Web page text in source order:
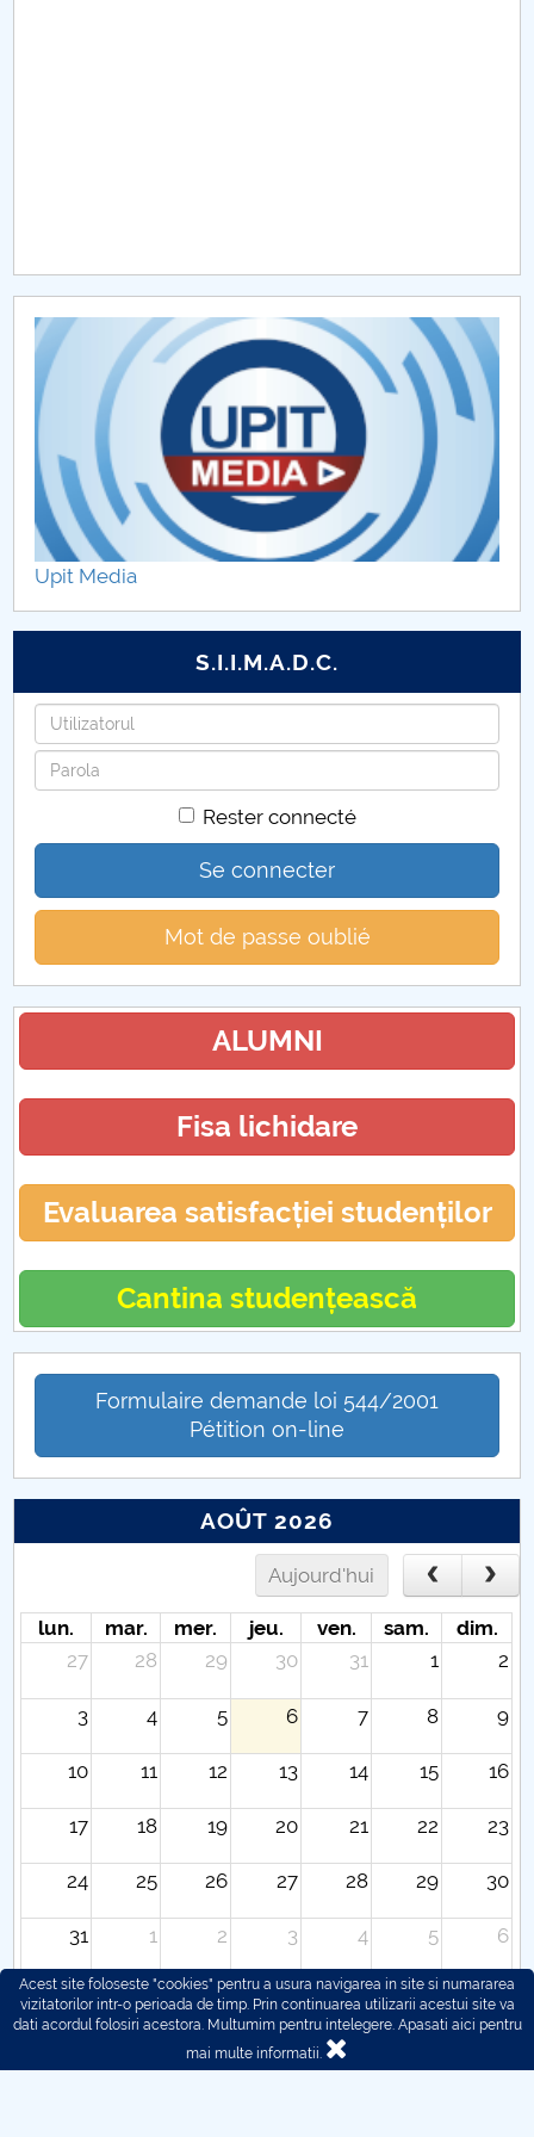
Chestionar angajabilitate ALUMNI – UPB
CAR2026
MENIU CANTINA
Proiecte PEO
Proiecte Erasmus+
Upit Media
S.I.I.M.A.D.C.
Identifiant
Mot
de
Rester connecté
Se connecter
Mot de passe oublié
ALUMNI
Fisa lichidare
Evaluarea satisfacției studenților
Cantina studențească
Formulaire demande loi 544/2001
Pétition on-line
AOÛT 2026
Aujourd'hui
lun. mar. mer. jeu. ven. sam.
dim.
27
28 29 30 31 1 2
3 4 5 6 7 8 9
10 11 12 13 14 15 16
17 18 19 20 21 22 23
24 25 26 27 28 29 30
31 1 2 3 4 5 6
Acest site foloseste "cookies" pentru a usura navigarea in site si numararea
vizitatorilor intr-o perioada de timp. Prin continuarea utilizarii acestui site va
dati acordul folosiri acestora. Multumim pentru intelegere. Apasati aici pentru
mai multe informatii.